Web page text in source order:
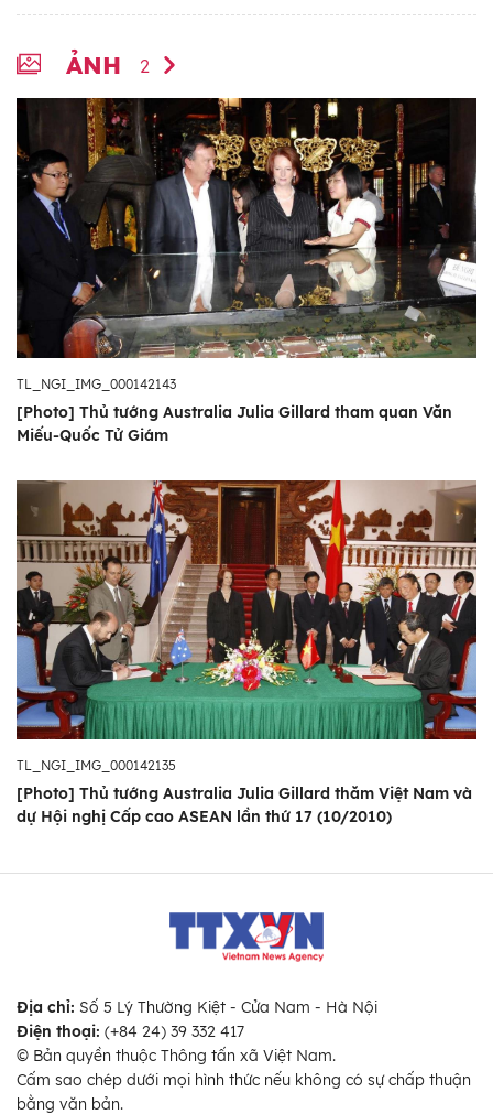
ẢNH 2
TL_NGI_IMG_000142143
[Photo] Thủ tướng Australia Julia Gillard tham quan Văn
Miếu-Quốc Tử Giám
TL_NGI_IMG_000142135
[Photo] Thủ tướng Australia Julia Gillard thăm Việt Nam và
dự Hội nghị Cấp cao ASEAN lần thứ 17 (10/2010)
Địa chỉ: Số 5 Lý Thường Kiệt - Cửa Nam - Hà Nội
Điện thoại: (+84 24) 39 332 417
© Bản quyền thuộc Thông tấn xã Việt Nam.
Cấm sao chép dưới mọi hình thức nếu không có sự chấp thuận
bằng văn bản.